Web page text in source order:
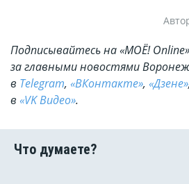
Подписывайтесь на «МОЁ!
за главными новостями
в Telegram, «ВКонтакте», «Дзене»
в «VK Видео».